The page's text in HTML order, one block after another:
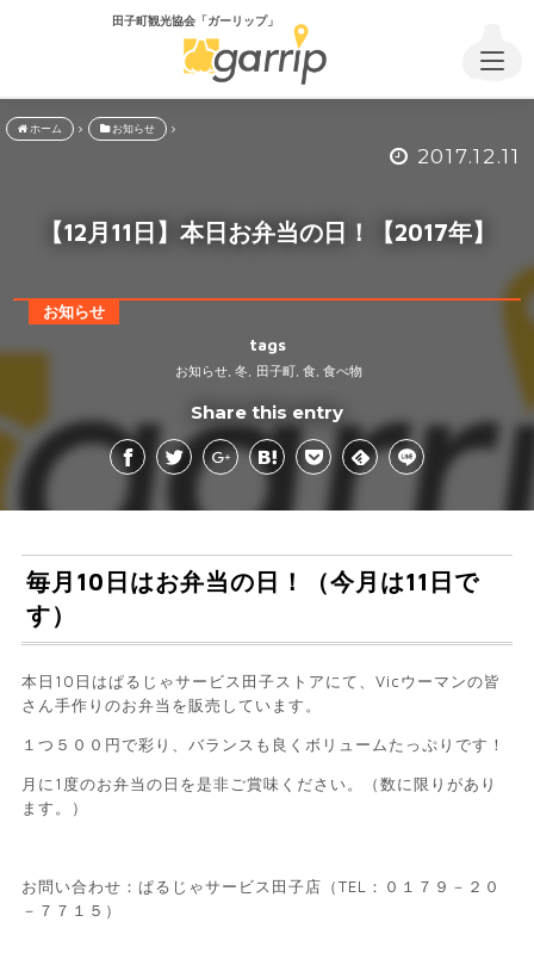
田子町観光協会「ガーリップ」
ホーム お知らせ
2017.12.11
【12月11日】本日お弁当の日！【2017年】
お知らせ
tags
お知らせ 冬 田子町 食, 食べ物
Share this entry
毎月10日はお弁当の日！（今月は11日で
す）
本日10日はぱるじゃサービス田子ストアにて、Vicウーマンの皆
さん手作りのお弁当を販売しています。
１つ５００円で彩り、バランスも良くボリュームたっぷりです！
月に1度のお弁当の日を是非ご賞味ください。（数に限りがあり
ます。）
お問い合わせ：ぱるじゃサービス田子店（TEL：０１７９－２０
－７７１５）